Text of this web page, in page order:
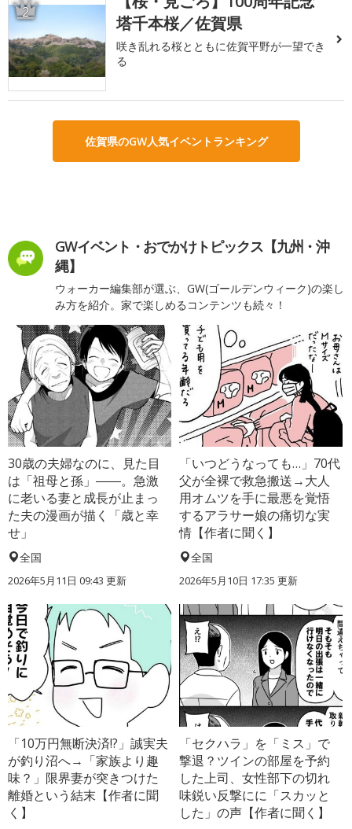
2
塔千本桜／佐賀県
咲き乱れる桜とともに佐賀平野が一望でき
る
佐賀県のGW人気イベントランキング
GWイベント・おでかけトピックス【九州・沖
縄】
ウォーカー編集部が選ぶ、GW(ゴールデンウィーク)の楽し
み方を紹介。家で楽しめるコンテンツも続々！
30歳の夫婦なのに、見た目
は「祖母と孫」――。急激
に老いる妻と成長が止まっ
た夫の漫画が描く「歳と幸
せ」
全国
2026年5月11日 09:43 更新
「いつどうなっても…」70代
父が全裸で救急搬送→大人
用オムツを手に最悪を覚悟
するアラサー娘の痛切な実
情【作者に聞く】
全国
2026年5月10日 17:35 更新
「10万円無断決済!?」誠実夫
が釣り沼へ→「家族より趣
味？」限界妻が突きつけた
離婚という結末【作者に聞
く】
「セクハラ」を「ミス」で
撃退？ツインの部屋を予約
した上司、女性部下の切れ
味鋭い反撃にに「スカッと
した」の声【作者に聞く】